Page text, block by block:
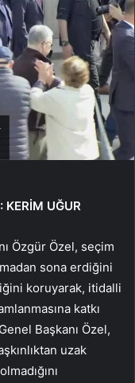
UĞUR
Özgür Özel, seçim
sona erdiğini
koruyarak, itidalli
katkı
Başkanı Özel,
uzak